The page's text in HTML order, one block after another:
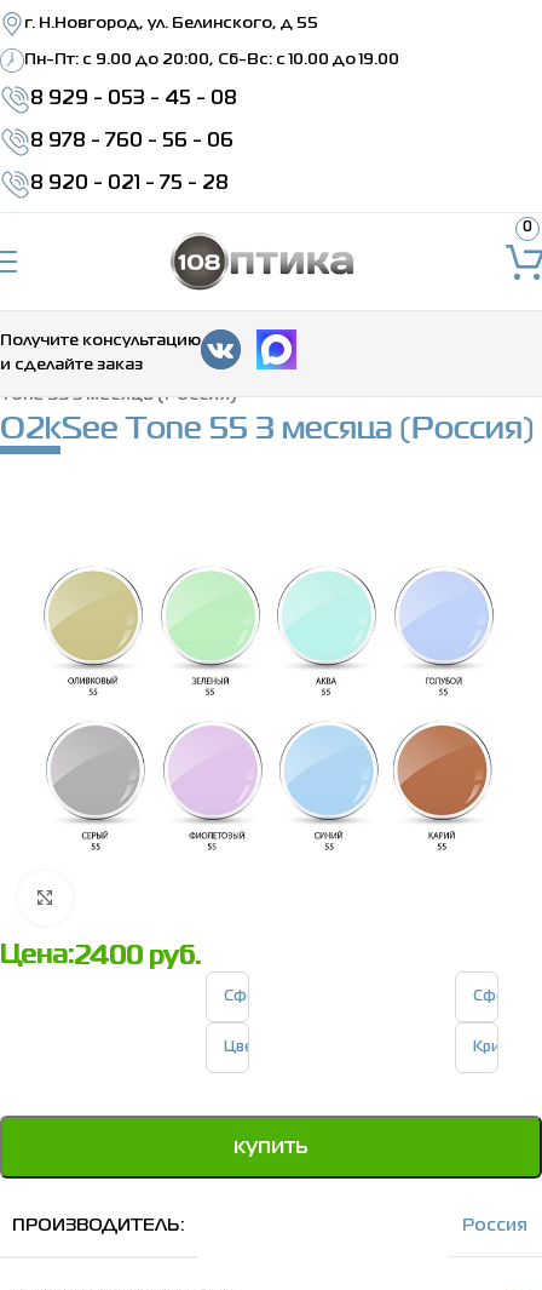
г. Н.Новгород, ул. Белинского, д 55
Пн-Пт: c 9.00 до 20:00, Сб-Вс: с 10.00 до 19.00
8 929 - 053 - 45 - 08
8 978 - 760 - 56 - 06
8 920 - 021 - 75 - 28
0
Получите консультацию
и сделайте заказ
Главная>Каталог Контактные линзы
Tone 55 3 месяца (Россия)
O2kSee Tone 55 3 месяца (Россия)
Цена:2400 руб.
купить
ПРОИЗВОДИТЕЛЬ Россия